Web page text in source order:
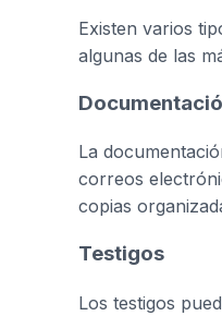
Existen varios
algunas de las
La
correos
copias
Testigos
Los testigos